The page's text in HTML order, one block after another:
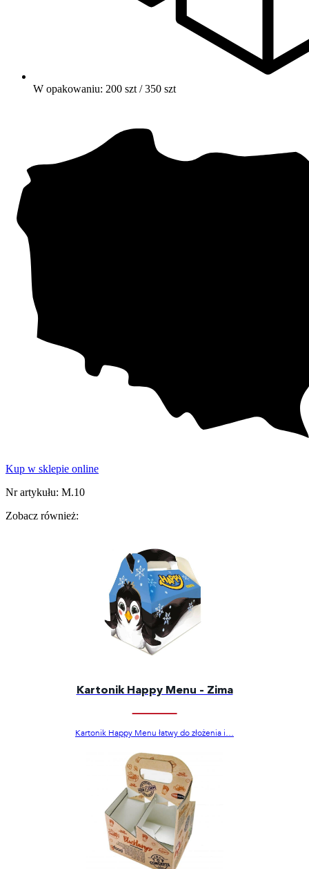
W opakowaniu: 200 szt / 350 szt
Kup w sklepie online
Nr artykułu: M.10
Zobacz również:
Kartonik Happy Menu – Zima
Kartonik Happy Menu łatwy do złożenia i…